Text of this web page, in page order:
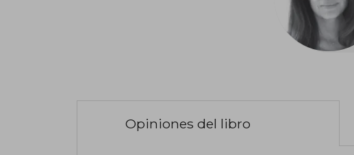
Opiniones del libro